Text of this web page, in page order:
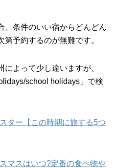
、条件のいい宿からどんどん
予約するのが無難です。
よって少し違いますが、
school holidays」で検
ター【この時期に旅する5つ
マスはいつ?定番の食べ物や